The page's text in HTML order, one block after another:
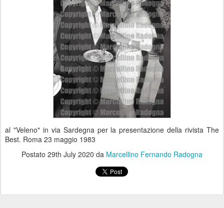
al "Veleno" in via Sardegna per la presentazione della rivista The
Best. Roma 23 maggio 1983
Postato 29th July 2020 da Marcellino Fernando Radogna